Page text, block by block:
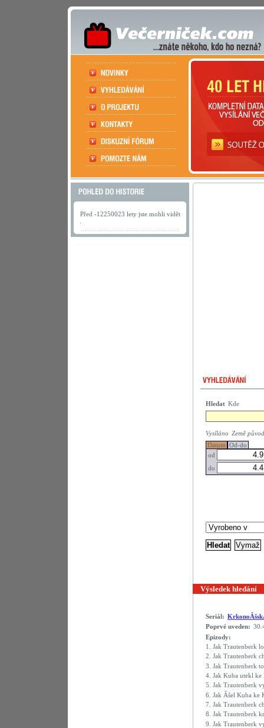
Před -12250023 lety jste mohli vidět
Hledat Kde
Vysíláno Země
Datum Od-do
od
do
Výsledek hledání
Seriál:
Poprvé uveden:
Epizody:
1. Jak Trautenberk
2. Jak Trautenberk
3. Jak Trautenberk
4. Jak Kuba utekl
5. Jak Trautenberk
6. Jak Âšel Kuba ke
7. Jak Trautenberk
8. Jak Trautenberk
9. Jak Trautenberk